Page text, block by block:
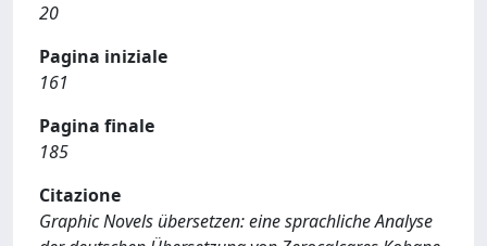
20
Pagina iniziale
161
Pagina finale
185
Citazione
Graphic Novels übersetzen: eine sprachliche Analyse